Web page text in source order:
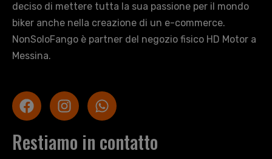
deciso di mettere tutta la sua passione per il mondo
biker anche nella creazione di un e-commerce.
NonSoloFango è partner del negozio fisico HD Motor a
Messina.
Restiamo in contatto